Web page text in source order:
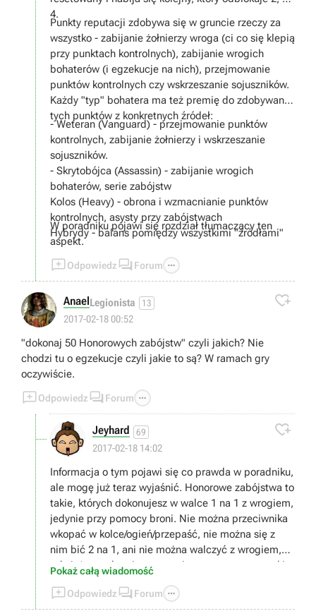
4.
Punkty reputacji zdobywa się w gruncie rzeczy za
wszystko - zabijanie żołnierzy wroga (ci co się klepią
przy punktach kontrolnych), zabijanie wrogich
bohaterów (i egzekucje na nich), przejmowanie
punktów kontrolnych czy wskrzeszanie sojuszników.
Każdy "typ" bohatera ma też premię do zdobywania
tych punktów z konkretnych źródeł:
- Weteran (Vanguard) - przejmowanie punktów
kontrolnych, zabijanie żołnierzy i wskrzeszanie
sojuszników.
- Skrytobójca (Assassin) - zabijanie wrogich
bohaterów, serie zabójstw
Kolos (Heavy) - obrona i wzmacnianie punktów
kontrolnych, asysty przy zabójstwach
Hybrydy - balans pomiędzy wszystkimi "źródłami"
W poradniku pojawi się rozdział tłumaczący ten
aspekt.
Odpowiedz  Forum 
Anael Legionista 13
2017-02-18 00:52

"dokonaj 50 Honorowych zabójstw" czyli jakich? Nie
chodzi tu o egzekucje czyli jakie to są? W ramach gry
oczywiście.
Odpowiedz  Forum 
Jeyhard 69
2017-02-18 14:02

Informacja o tym pojawi się co prawda w poradniku,
ale mogę już teraz wyjaśnić. Honorowe zabójstwa to
takie, których dokonujesz w walce 1 na 1 z wrogiem,
jedynie przy pomocy broni. Nie można przeciwnika
wkopać w kolce/ogień/przepaść, nie można się z
nim bić 2 na 1, ani nie można walczyć z wrogiem,
gdy już został raniony przez innego gracza - w takim
wypadku zabójstwo nie będzie uznane jako
"honorowe".
Pokaż całą wiadomość
Odpowiedz  Forum 